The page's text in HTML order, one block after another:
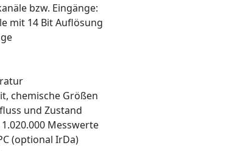
bzw. Eingänge:
mit 14 Bit Auflösung
chemische Größen
und Zustand
Messwerte
(optional IrDa)